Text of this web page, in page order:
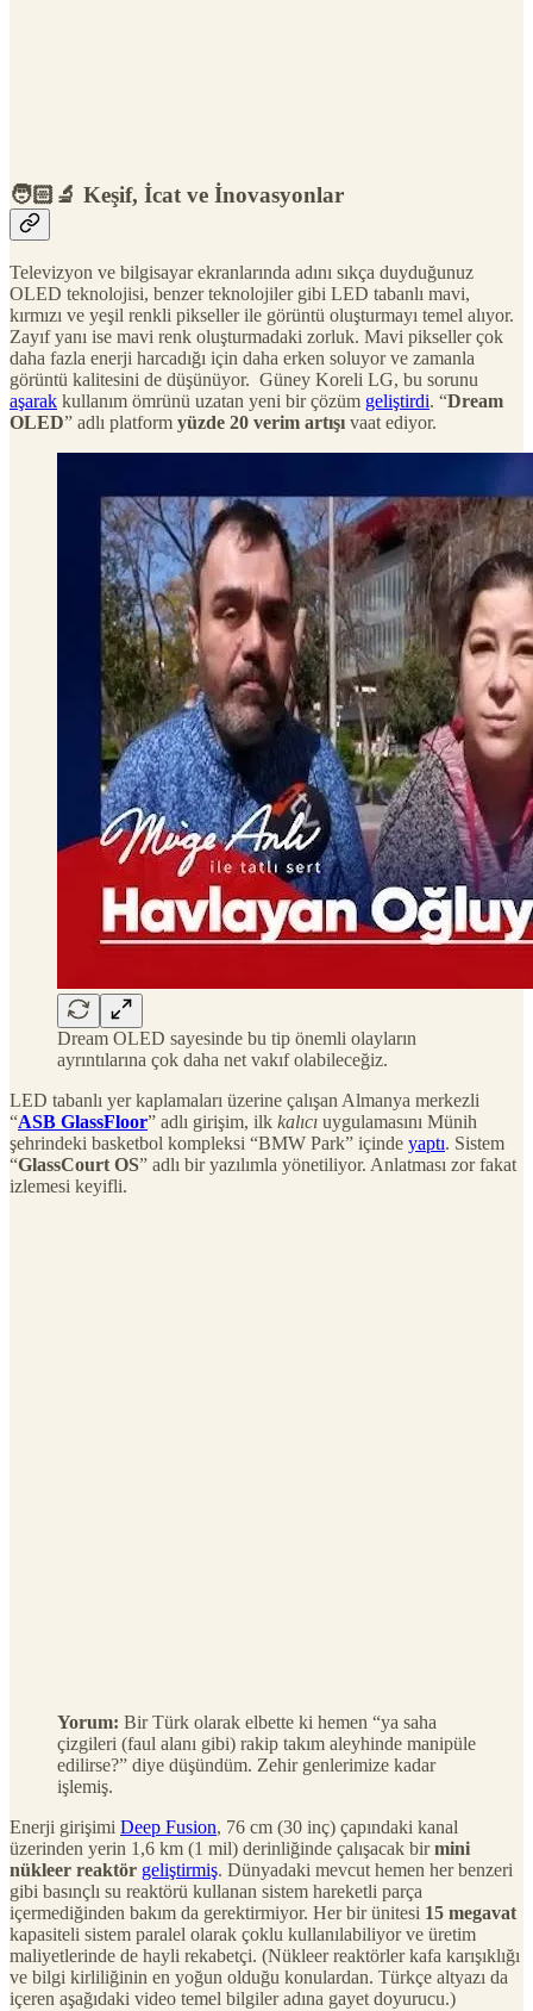
🧑🏻‍🔬 Keşif, İcat ve İnovasyonlar
Televizyon ve bilgisayar ekranlarında adını sıkça duyduğunuz
OLED teknolojisi, benzer teknolojiler gibi LED tabanlı mavi,
kırmızı ve yeşil renkli pikseller ile görüntü oluşturmayı temel alıyor.
Zayıf yanı ise mavi renk oluşturmadaki zorluk. Mavi pikseller çok
daha fazla enerji harcadığı için daha erken soluyor ve zamanla
görüntü kalitesini de düşünüyor. Güney Koreli LG, bu sorunu
aşarak kullanım ömrünü uzatan yeni bir çözüm geliştirdi. “Dream
OLED” adlı platform yüzde 20 verim artışı vaat ediyor.
Dream OLED sayesinde bu tip önemli olayların
ayrıntılarına çok daha net vakıf olabileceğiz.
LED tabanlı yer kaplamaları üzerine çalışan Almanya merkezli
“ASB GlassFloor” adlı girişim, ilk kalıcı uygulamasını Münih
şehrindeki basketbol kompleksi “BMW Park” içinde yaptı. Sistem
“GlassCourt OS” adlı bir yazılımla yönetiliyor. Anlatması zor fakat
izlemesi keyifli.
Yorum: Bir Türk olarak elbette ki hemen “ya saha
çizgileri (faul alanı gibi) rakip takım aleyhinde manipüle
edilirse?” diye düşündüm. Zehir genlerimize kadar
işlemiş.
Enerji girişimi Deep Fusion, 76 cm (30 inç) çapındaki kanal
üzerinden yerin 1,6 km (1 mil) derinliğinde çalışacak birmini
nükleer reaktör geliştirmiş. Dünyadaki mevcut hemen her benzeri
gibi basınçlı su reaktörü kullanan sistem hareketli parça
içermediğinden bakım da gerektirmiyor. Her bir ünitesi 15 megavat
kapasiteli sistem paralel olarak çoklu kullanılabiliyor ve üretim
maliyetlerinde de hayli rekabetçi. (Nükleer reaktörler kafa karışıklığı
ve bilgi kirliliğinin en yoğun olduğu konulardan. Türkçe altyazı da
içeren aşağıdaki video temel bilgiler adına gayet doyurucu.)